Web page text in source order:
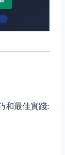
和最佳實踐: